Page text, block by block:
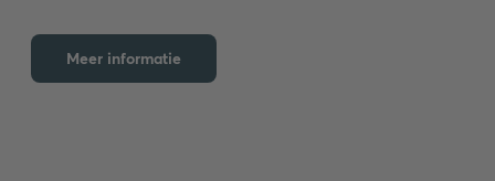
Meer informatie